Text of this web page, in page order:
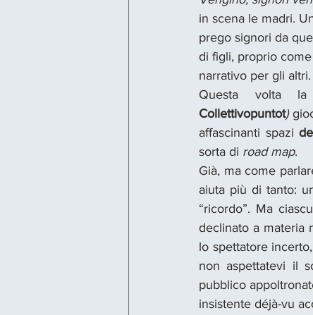
in scena le madri.
prego signori da
di figli, proprio
narrativo per gli
Questa volta
Collettivopuntot)
affascinanti spazi
sorta di road map.
Già, ma come
aiuta più di tanto:
“ricordo”. Ma
declinato a materia
lo spettatore
non aspettatevi il
pubblico
insistente déjà-vu